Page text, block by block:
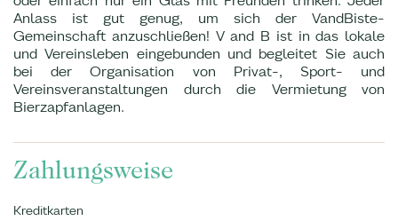
Anlass ist gut genug, um sich der VandBiste-
Gemeinschaft anzuschließen! V and B ist in das lokale
und Vereinsleben eingebunden und begleitet Sie auch
bei der Organisation von Privat-, Sport- und
Vereinsveranstaltungen durch die Vermietung von
Bierzapfanlagen.
Zahlungsweise
Kreditkarten